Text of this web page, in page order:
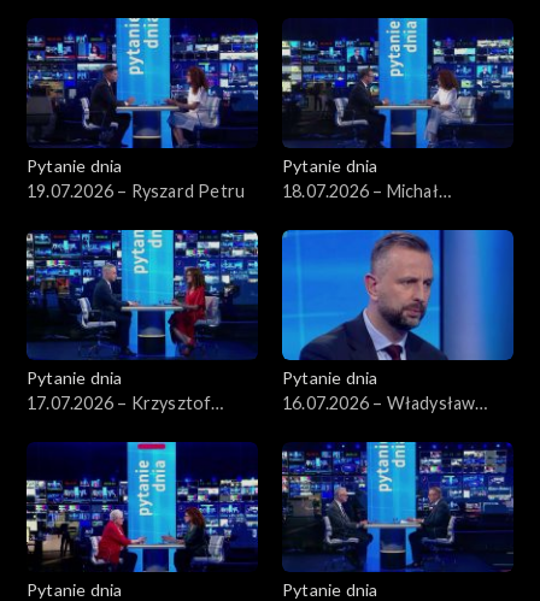
Pytanie dnia
19.07.2026 – Ryszard Petru
Pytanie dnia
18.07.2026 – Michał
Pytanie dnia
17.07.2026 – Krzysztof
Pytanie dnia
16.07.2026 – Władysław
Pytanie dnia
Pytanie dnia